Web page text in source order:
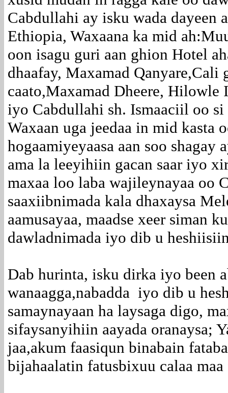
Cabdullahi ay isku wada
Ethiopia, Waxaana ka mid
oon isagu guri aan ghion Hotel
dhaafay, Maxamad Qanyare,Cali
caato,Maxamad Dheere,
iyo Cabdullahi sh. Ismaaciil oo si
Waxaan uga jeedaa in mid kasta
hogaamiyeyaasa aan soo shagay
ama la leeyihiin gacan saar iyo
maxaa loo laba wajileynayaa oo
saaxiibnimada kala dhaxaysa
aamusayaa, maadse xeer siman
dawladnimada iyo dib u
Dab hurinta, isku dirka iyo been
wanaagga,nabadda iyo dib u
samaynayaan ha laysaga digo,
sifaysanyihiin aayada oranaysa;
jaa,akum faasiqun binabain
bijahaalatin fatusbixuu calaa